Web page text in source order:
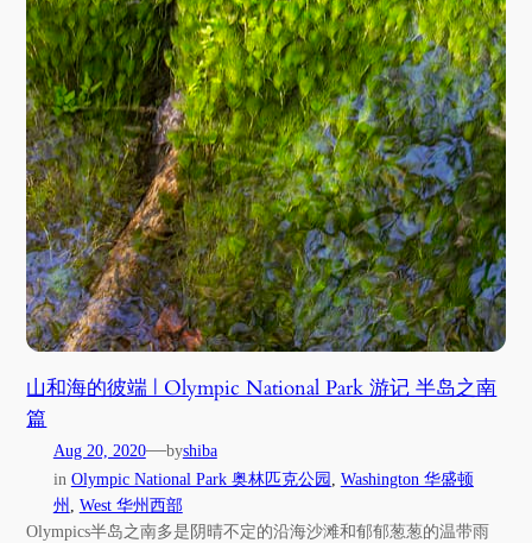
山和海的彼端 | Olympic National Park 游记 半岛之南
篇
Aug 20, 2020—byshiba
in Olympic National Park 奥林匹克公园
Washington 华盛顿
州
West 华州西部
Olympics半岛之南多是阴晴不定的沿海沙滩和郁郁葱葱的温带雨